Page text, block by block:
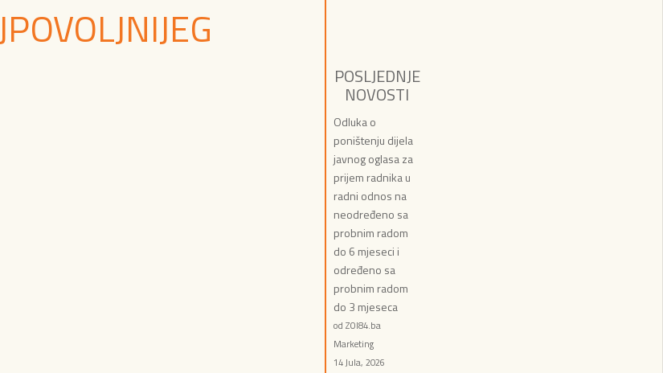
POSLJEDNJE
NOVOSTI
Odluka o
poništenju dijela
javnog oglasa za
prijem radnika u
radni odnos na
neodređeno sa
probnim radom
do 6 mjeseci i
određeno sa
probnim radom
do 3 mjeseca
od ZOI84.ba
Marketing
14 Jula, 2026